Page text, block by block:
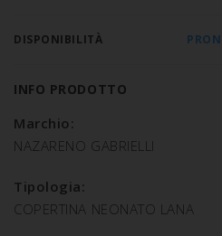
DISPONIBILITÀ
INFO PRODOTTO
Marchio:
NAZARENO GABRIELLI
Tipologia:
COPERTINA NEONATO LANA